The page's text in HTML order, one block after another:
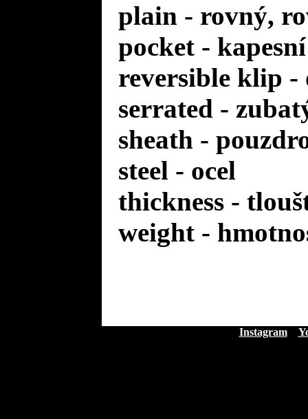
plain - rovný,
pocket - kapesní
reversible klip
serrated -
sheath -
steel - ocel
thickness -
weight -
Instagram